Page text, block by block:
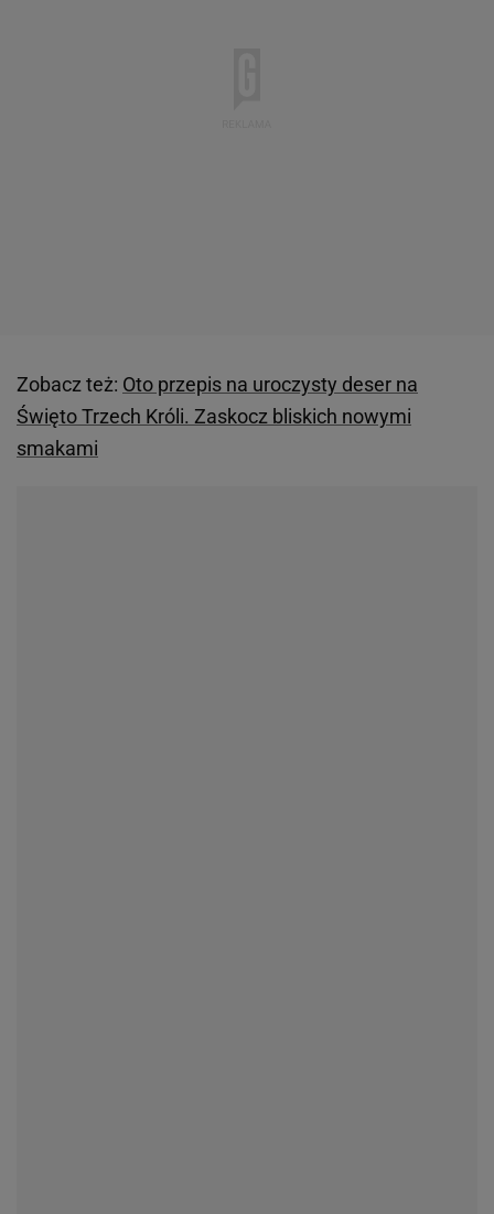
Zobacz też: Oto przepis na uroczysty deser na
Święto Trzech Króli. Zaskocz bliskich nowymi
smakami